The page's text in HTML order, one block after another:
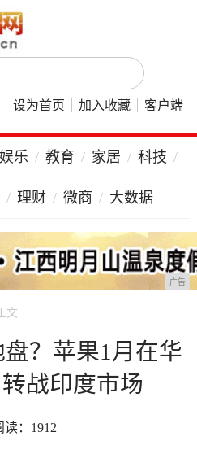
设为首页 加入收藏 客户端
娱乐 教育 家居 科技
理财 微商 大数据
广告
文
？苹果1月在华
战印度市场
读：1912